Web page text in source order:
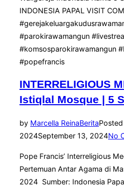
INDONESIA PAPAL VISIT
#parokirawamangun
#komsosparokirawamangun
#popefrancis
INTERRELIGIOUS
Istiqlal Mosque | 5
by Marcella ReinaBerita
2024September 13, 2024No
Pope Francis’ Interreligious
Pertemuan Antar Agama di
2024 Sumber: Indonesia